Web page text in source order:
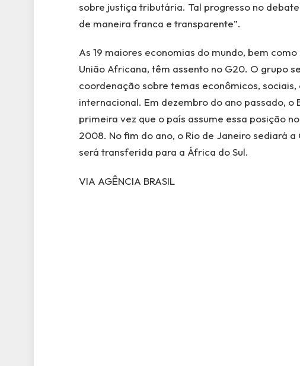
sobre justiça tributária. Tal progresso no
de maneira franca e transparente”.
As 19 maiores economias do mundo, bem
União Africana, têm assento no G20. O grupo
coordenação sobre temas econômicos,
internacional. Em dezembro do ano passado, o
primeira vez que o país assume essa posição
2008. No fim do ano, o Rio de Janeiro sediará
será transferida para a África do Sul.
VIA AGÊNCIA BRASIL